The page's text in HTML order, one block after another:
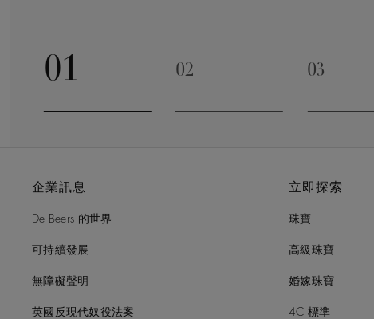
01
Go to slide 1
02 03
企業訊息
De Beers 的世界
可持續發展
無障礙聲明
英國反現代奴役法案
立即探索
珠寶
高級珠寶
婚嫁珠寶
4C 標準